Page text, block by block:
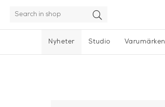
Nyheter Studio Varumärken